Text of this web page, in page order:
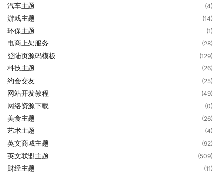
汽车主题 (4)
游戏主题 (14)
环保主题 (1)
电商上架服务 (28)
登陆页源码模板 (129)
科技主题 (26)
约会交友 (25)
网站开发教程 (49)
网络资源下载 (0)
美食主题 (26)
艺术主题 (4)
英文商城主题 (92)
英文联盟主题 (509)
财经主题 (11)